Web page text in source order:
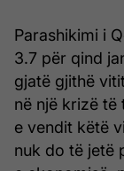
Parashikimi i
3.7 për qind
gjatë gjithë
në një krizë
e vendit këtë
nuk do të jetë